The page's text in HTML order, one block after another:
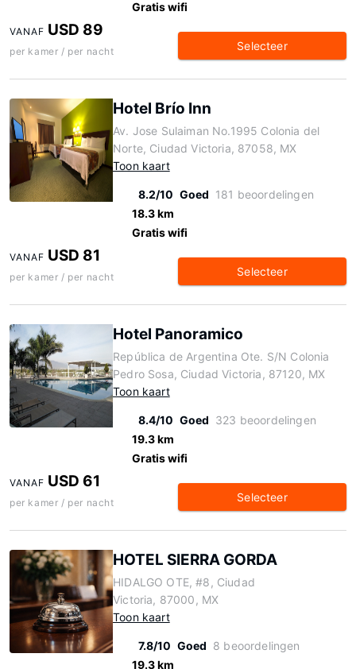
Gratis wifi
VANAF USD 89
per kamer / per nacht Selecteer
Hotel Brío Inn
Av. Jose Sulaiman No.1995 Colonia del
Norte, Ciudad Victoria, 87058, MX
Toon kaart
8.2/10 Goed 181 beoordelingen
18.3 km
Gratis wifi
VANAF USD 81
per kamer / per nacht Selecteer
Hotel Panoramico
República de Argentina Ote. S/N Colonia
Pedro Sosa, Ciudad Victoria, 87120, MX
Toon kaart
8.4/10 Goed 323 beoordelingen
19.3 km
Gratis wifi
VANAF USD 61
per kamer / per nacht Selecteer
HOTEL SIERRA GORDA
HIDALGO OTE, #8, Ciudad
Victoria, 87000, MX
Toon kaart
7.8/10 Goed 8 beoordelingen
19.3 km